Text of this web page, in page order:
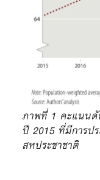
ภาพที่ 1 คะแนนดั
ปี 2015 ที่มีการป
สหประชาชาติ